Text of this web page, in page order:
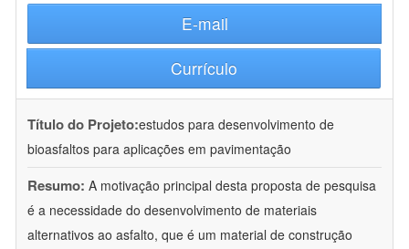
E-mail
Currículo
Título do Projeto:estudos para desenvolvimento de
bioasfaltos para aplicações em pavimentação
Resumo: A motivação principal desta proposta de pesquisa
é a necessidade do desenvolvimento de materiais
alternativos ao asfalto, que é um material de construção